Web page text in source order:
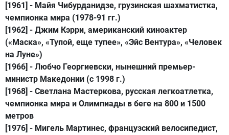
[1961] - Майя Чибурданидзе, грузинская шахматистка,
чемпионка мира (1978-91 гг.)
[1962] - Джим Кэрри, американский киноактер
(«Маска», «Тупой, еще тупее», «Эйс Вентура», «Человек
на Луне»)
[1966] - Любчо Георгиевски, нынешний премьер-
министр Македонии (с 1998 г.)
[1968] - Светлана Мастеркова, русская легкоатлетка,
чемпионка мира и Олимпиады в беге на 800 и 1500
метров
[1976] - Мигель Мартинес, французский велосипедист,